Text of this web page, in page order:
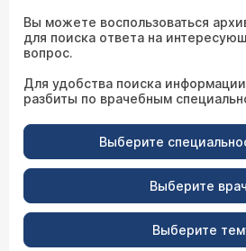
Вы можете воспользоваться
для поиска ответа на
вопрос.
Для удобства поиска
разбиты по врачебным
Выберите
Выберите
Выберите